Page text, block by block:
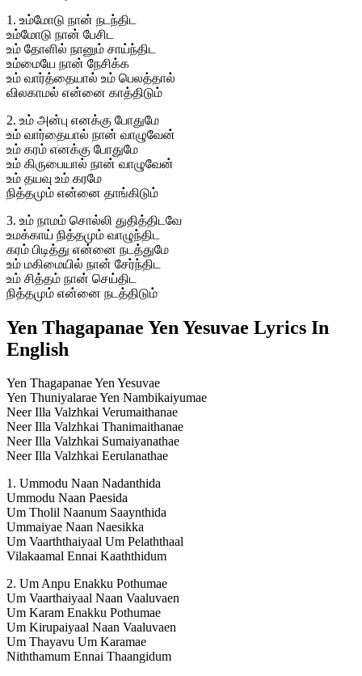
1. உம்மோடு நான் நடந்திட
உம்மோடு நான் பேசிட
உம் தோளில் நானும் சாய்ந்திட
உம்மையே நான் நேசிக்க
உம் வார்த்தையால் உம் பெலத்தால்
விலகாமல் என்னை காத்திடும்
2. உம் அன்பு எனக்கு போதுமே
உம் வார்தையால் நான் வாழுவேன்
உம் கரம் எனக்கு போதுமே
உம் கிருபையால் நான் வாழுவேன்
உம் தயவு உம் கரமே
நித்தமும் என்னை தாங்கிடும்
3. உம் நாமம் சொல்லி துதித்திடவே
உமக்காய் நித்தமும் வாழுந்திட
கரம் பிடித்து என்னை நடத்துமே
உம் மகிமையில் நான் சேர்ந்திட
உம் சித்தம் நான் செய்திட
நித்தமும் என்னை நடத்திடும்
Yen Thagapanae Yen Yesuvae Lyrics In
English
Yen Thagapanae Yen Yesuvae
Yen Thuniyalarae Yen Nambikaiyumae
Neer Illa Valzhkai Verumaithanae
Neer Illa Valzhkai Thanimaithanae
Neer Illa Valzhkai Sumaiyanathae
Neer Illa Valzhkai Eerulanathae
1. Ummodu Naan Nadanthida
Ummodu Naan Paesida
Um Tholil Naanum Saaynthida
Ummaiyae Naan Naesikka
Um Vaarththaiyaal Um Pelaththaal
Vilakaamal Ennai Kaaththidum
2. Um Anpu Enakku Pothumae
Um Vaarthaiyaal Naan Vaaluvaen
Um Karam Enakku Pothumae
Um Kirupaiyaal Naan Vaaluvaen
Um Thayavu Um Karamae
Niththamum Ennai Thaangidum